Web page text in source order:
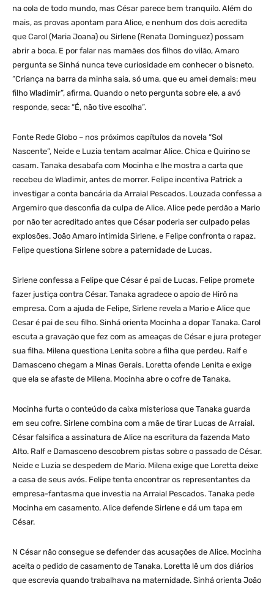
na cola de todo mundo, mas César parece bem tranquilo. Além do
mais, as provas apontam para Alice, e nenhum dos dois acredita
que Carol (Maria Joana) ou Sirlene (Renata Dominguez) possam
abrir a boca. E por falar nas mamães dos filhos do vilão, Amaro
pergunta se Sinhá nunca teve curiosidade em conhecer o bisneto.
“Criança na barra da minha saia, só uma, que eu amei demais: meu
filho Wladimir”, afirma. Quando o neto pergunta sobre ele, a avó
responde, seca: “É, não tive escolha”.
Fonte Rede Globo – nos próximos capítulos da novela “Sol
Nascente”, Neide e Luzia tentam acalmar Alice. Chica e Quirino se
casam. Tanaka desabafa com Mocinha e lhe mostra a carta que
recebeu de Wladimir, antes de morrer. Felipe incentiva Patrick a
investigar a conta bancária da Arraial Pescados. Louzada confessa a
Argemiro que desconfia da culpa de Alice. Alice pede perdão a Mario
por não ter acreditado antes que César poderia ser culpado pelas
explosões. João Amaro intimida Sirlene, e Felipe confronta o rapaz.
Felipe questiona Sirlene sobre a paternidade de Lucas.
Sirlene confessa a Felipe que César é pai de Lucas. Felipe promete
fazer justiça contra César. Tanaka agradece o apoio de Hirô na
empresa. Com a ajuda de Felipe, Sirlene revela a Mario e Alice que
Cesar é pai de seu filho. Sinhá orienta Mocinha a dopar Tanaka. Carol
escuta a gravação que fez com as ameaças de César e jura proteger
sua filha. Milena questiona Lenita sobre a filha que perdeu. Ralf e
Damasceno chegam a Minas Gerais. Loretta ofende Lenita e exige
que ela se afaste de Milena. Mocinha abre o cofre de Tanaka.
Mocinha furta o conteúdo da caixa misteriosa que Tanaka guarda
em seu cofre. Sirlene combina com a mãe de tirar Lucas de Arraial.
César falsifica a assinatura de Alice na escritura da fazenda Mato
Alto. Ralf e Damasceno descobrem pistas sobre o passado de César.
Neide e Luzia se despedem de Mario. Milena exige que Loretta deixe
a casa de seus avós. Felipe tenta encontrar os representantes da
empresa-fantasma que investia na Arraial Pescados. Tanaka pede
Mocinha em casamento. Alice defende Sirlene e dá um tapa em
César.
N César não consegue se defender das acusações de Alice. Mocinha
aceita o pedido de casamento de Tanaka. Loretta lê um dos diários
que escrevia quando trabalhava na maternidade. Sinhá orienta João